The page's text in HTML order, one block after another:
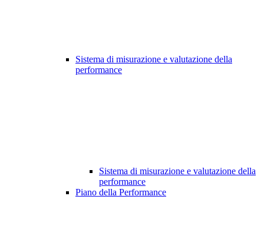
Sistema di misurazione e valutazione della
performance
Sistema di misurazione e valutazione della
performance
Piano della Performance